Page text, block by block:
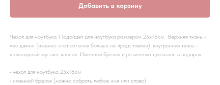
Добавить в корзину
Чехол для ноутбука. Подойдет для ноутбука размером 25х18см . Верхняя ткань -
лео джинс (именно этот оттенок больше не представлен), внутренняя ткань -
шоколадный муслин, хлопок. Именной брелок и резиночка для волос в подарок.
• чехол для ноутбука 25х18см
• именной брелок (можно собрать любое имя или слово)